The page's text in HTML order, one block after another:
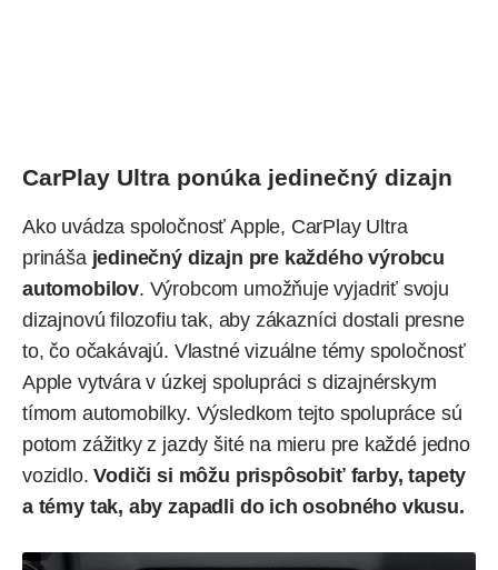
CarPlay Ultra ponúka jedinečný dizajn
Ako uvádza spoločnosť Apple, CarPlay Ultra
prináša jedinečný dizajn pre každého výrobcu
automobilov. Výrobcom umožňuje vyjadriť svoju
dizajnovú filozofiu tak, aby zákazníci dostali presne
to, čo očakávajú. Vlastné vizuálne témy spoločnosť
Apple vytvára v úzkej spolupráci s dizajnérskym
tímom automobilky. Výsledkom tejto spolupráce sú
potom zážitky z jazdy šité na mieru pre každé jedno
vozidlo.Vodiči si môžu prispôsobiť farby, tapety
a témy tak, aby zapadli do ich osobného vkusu.